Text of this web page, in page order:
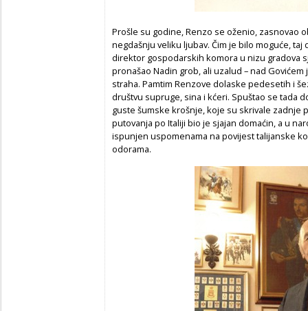
Prošle su godine, Renzo se oženio, zasnovao
negdašnju veliku ljubav. Čim je bilo moguće,
direktor gospodarskih komora u nizu gradova
pronašao Nadin grob, ali uzalud – nad
straha. Pamtim Renzove dolaske pedesetih i
društvu supruge, sina i kćeri. Spuštao se tada
guste šumske krošnje, koje su skrivale zadnje
putovanja po Italiji bio je sjajan domaćin, a u
ispunjen uspomenama na povijest talijanske
odorama.